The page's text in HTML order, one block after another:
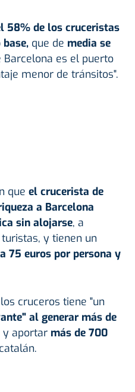
58% de los cruceristas
que de media se
Barcelona es el puerto
menor de tránsitos".
que el crucerista de
a Barcelona
sin alojarse, a
y tienen un
75 euros por persona y
cruceros tiene "un
al generar más de
y aportar más de 700
catalán.